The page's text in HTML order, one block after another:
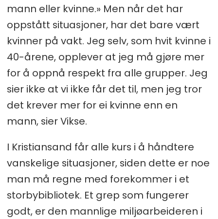
mann eller kvinne.» Men når det har
oppstått situasjoner, har det bare vært
kvinner på vakt. Jeg selv, som hvit kvinne i
40-årene, opplever at jeg må gjøre mer
for å oppnå respekt fra alle grupper. Jeg
sier ikke at vi ikke får det til, men jeg tror
det krever mer for ei kvinne enn en
mann, sier Vikse.
I Kristiansand får alle kurs i å håndtere
vanskelige situasjoner, siden dette er noe
man må regne med forekommer i et
storbybibliotek. Et grep som fungerer
godt, er den mannlige miljøarbeideren i